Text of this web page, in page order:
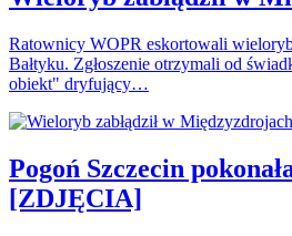
Ratownicy WOPR eskortowali
Bałtyku. Zgłoszenie otrzymali od
obiekt" dryfujący…
Pogoń Szczecin
[ZDJĘCIA]